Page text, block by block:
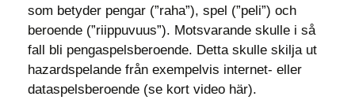
som betyder pengar (”raha”), spel (”peli”) och
beroende (”riippuvuus”). Motsvarande skulle i så
fall bli pengaspelsberoende. Detta skulle skilja ut
hazardspelande från exempelvis internet- eller
dataspelsberoende (se kort video här).